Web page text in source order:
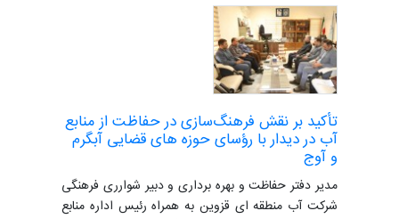
تأکید بر نقش فرهنگ‌سازی در حفاظت از منابع
آب در دیدار با رؤسای حوزه های قضایی آبگرم
و آوج
مدیر دفتر حفاظت و بهره برداری و دبیر شوارری فرهنگی
شرکت آب منطقه ای قزوین به همراه رئیس اداره منابع